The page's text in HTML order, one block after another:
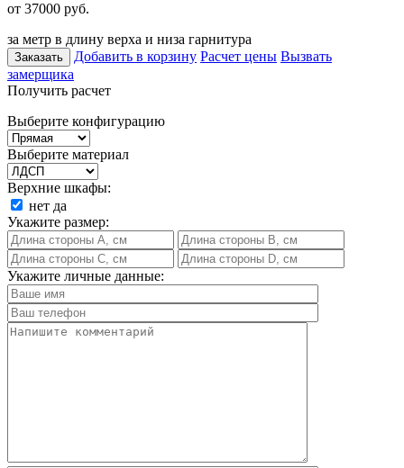
от 37000 руб.
за метр в длину верха и низа гарнитура
Заказать Добавить в корзину Расчет цены Вызвать
замерщика
Получить расчет
Выберите конфигурацию
Выберите материал
Верхние шкафы:
нет да
Укажите размер:
Укажите личные данные: